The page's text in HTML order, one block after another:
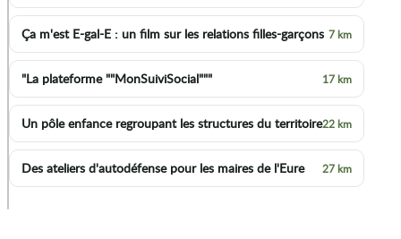
−
Ça m'est E-gal-E : un film sur les relations filles-garçons 7 km
"La plateforme ""MonSuiviSocial""" 17 km
Un pôle enfance regroupant les structures du territoire22 km
Des ateliers d'autodéfense pour les maires de l'Eure 27 km